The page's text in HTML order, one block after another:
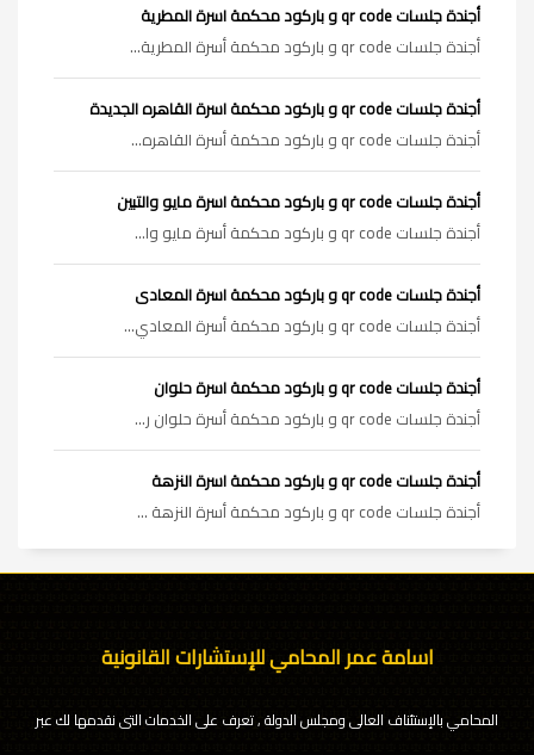
أجندة جلسات qr code و باركود محكمة اسرة المطرية
أجندة جلسات qr code و باركود محكمة أسرة المطرية...
أجندة جلسات qr code و باركود محكمة اسرة القاهره الجديدة
أجندة جلسات qr code و باركود محكمة أسرة القاهره...
أجندة جلسات qr code و باركود محكمة اسرة مايو والتبين
أجندة جلسات qr code و باركود محكمة أسرة مايو وا...
أجندة جلسات qr code و باركود محكمة اسرة المعادى
أجندة جلسات qr code و باركود محكمة أسرة المعادي...
أجندة جلسات qr code و باركود محكمة اسرة حلوان
أجندة جلسات qr code و باركود محكمة أسرة حلوان ر...
أجندة جلسات qr code و باركود محكمة اسرة النزهة
أجندة جلسات qr code و باركود محكمة أسرة النزهة ...
اسامة عمر المحامي للإستشارات القانونية
المحامي بالإستئناف العالى ومجلس الدولة , تعرف على الخدمات التى نقدمها لك عبر